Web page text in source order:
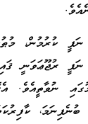
ނަފީ ކުރުމުން،
ރުޖޫޢަވަނީ
ނުވާތީއެވެ.